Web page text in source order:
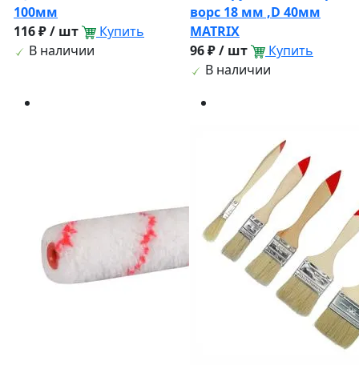
100мм
116 ₽ / шт
Купить
В наличии
ворс 18 мм ,D 40мм
MATRIX
96 ₽ / шт
Купить
В наличии